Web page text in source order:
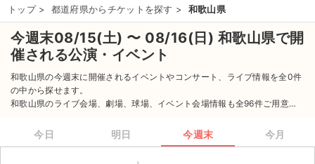
都道府県からチケットを探す
もうすぐ開催のチケット
チケットのリクエスト一覧
取扱チケット
ライブ・コンサート（国内）
トップ > 都道府県からチケットを探す > 和歌山県
今週末08/15(土) 〜 08/16(日) 和歌山県で開
催される公演・イベント
和歌山県の今週末に開催されるイベントやコンサート、ライブ情報を全0件
の中から探せます。
和歌山県のライブ会場、劇場、球場、イベント会場情報も全96件ご用意し
和歌山県の最新のイベント情報からイベントに参加するためのチケット情
今日 明日 今週末 今月